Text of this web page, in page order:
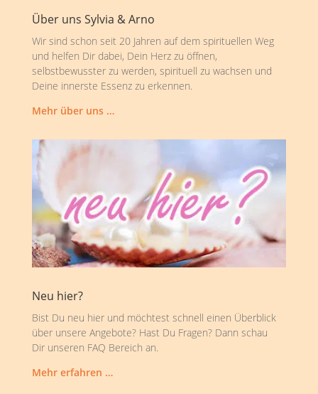
Über uns Sylvia & Arno
Wir sind schon seit 20 Jahren auf dem spirituellen Weg
und helfen Dir dabei, Dein Herz zu öffnen,
selbstbewusster zu werden, spirituell zu wachsen und
Deine innerste Essenz zu erkennen.
Mehr über uns …
Neu hier?
Bist Du neu hier und möchtest schnell einen Überblick
über unsere Angebote? Hast Du Fragen? Dann schau
Dir unseren FAQ Bereich an.
Mehr erfahren …